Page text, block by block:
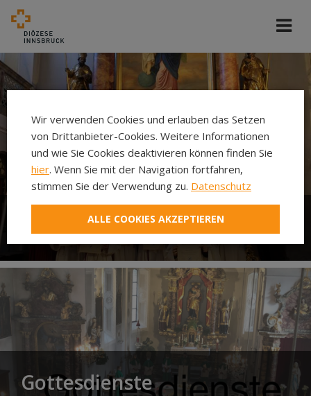
Ministrieren
Gottesdienste
Wir verwenden Cookies und erlauben das Setzen
von Drittanbieter-Cookies. Weitere Informationen
und wie Sie Cookies deaktivieren können finden Sie
hier. Wenn Sie mit der Navigation fortfahren,
stimmen Sie der Verwendung zu. Datenschutz
ALLE COOKIES AKZEPTIEREN